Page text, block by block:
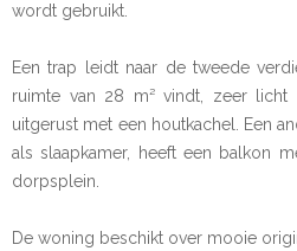
wordt gebruikt.
Een trap leidt naar de tweede
ruimte van 28 m² vindt, zeer
uitgerust met een houtkachel. Een
als slaapkamer, heeft een balkon
dorpsplein.
De woning beschikt over mooie